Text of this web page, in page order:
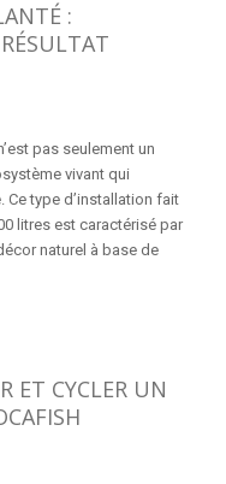
:
pas seulement un
vivant qui
Ce type d’installation fait
litres est caractérisé par
naturel à base de
ET CYCLER UN